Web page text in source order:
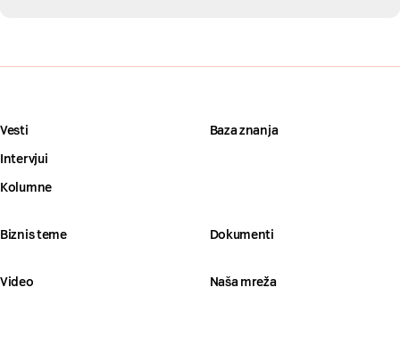
Vesti
Intervjui
Kolumne
Baza znanja
Biznis teme Dokumenti
Video Naša mreža